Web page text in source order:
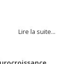
Lire la suite…